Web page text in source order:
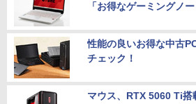
「お得なゲーミングノー
性能の良いお得な中古
チェック！
マウス、RTX 5060 Ti搭